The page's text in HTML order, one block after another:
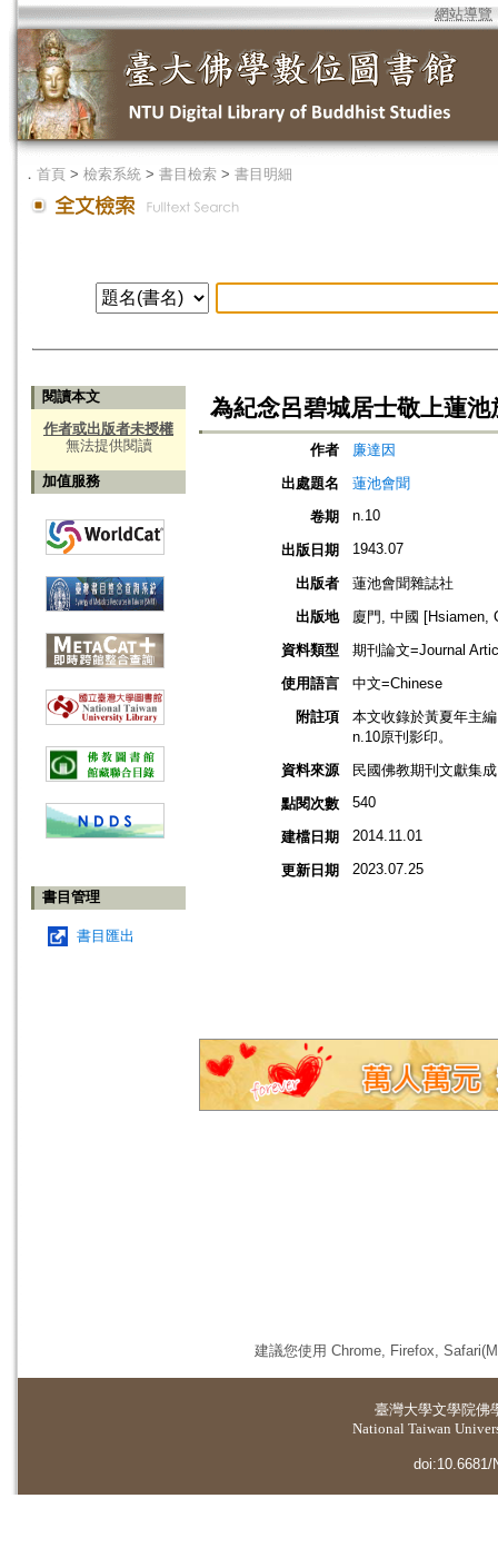
網站導覽
． 首頁 > 檢索系統 > 書目檢索 > 書目明細
閱讀本文
作者或出版者未授權
無法提供閱讀
加值服務
書目管理
書目匯出
為紀念呂碧城居士敬上蓮
作者
廉達因
出處題名
蓮池會聞
卷期
n.10
出版日期 1943.07
出版者
蓮池會聞雜誌社
出版地
廈門, 中國 [Hsiamen,
資料類型
期刊論文=Journal
使用語言
中文=Chinese
附註項
本文收錄於黃夏年主
n.10原刊影印。
資料來源
民國佛教期刊文獻集
點閱次數
540
建檔日期 2014.11.01
更新日期 2023.07.25
建議您使用 Chrome, Firefox,
臺灣大學文學院佛
National Taiwan
doi:10.6681/